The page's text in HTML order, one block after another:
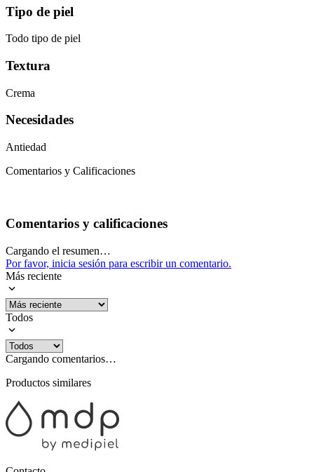
Tipo de piel
Todo tipo de piel
Textura
Crema
Necesidades
Antiedad
Comentarios y Calificaciones
Comentarios y calificaciones
Cargando el resumen…
Por favor, inicia sesión para escribir un comentario.
Más reciente
Todos
Cargando comentarios…
Productos similares